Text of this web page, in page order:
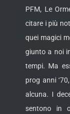
PFM, Le
citare i più
quei magici
giunto a noi
tempi. Ma
prog anni
alcuna. I
sentono in